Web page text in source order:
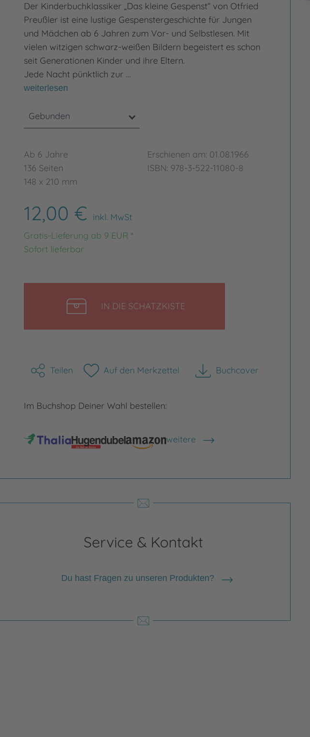
Bild vergrößern
Bild vergrößern
Der Kinderbuchklassiker „Das kleine Gespenst“ von Otfried
Preußler ist eine lustige Gespenstergeschichte für Jungen
und Mädchen ab 6 Jahren zum Vor- und Selbstlesen. Mit
vielen witzigen schwarz-weißen Bildern begeistert es schon
seit Generationen Kinder und ihre Eltern.
Jede Nacht pünktlich zur …
weiterlesen
Gebunden
Ab 6 Jahre
136 Seiten
148 x 210 mm
Erschienen am: 01.08.1966
ISBN: 978-3-522-11080-8
12,00 € inkl. MwSt
Gratis-Lieferung ab 9 EUR *
Sofort lieferbar
IN DIE SCHATZKISTE
Teilen Auf den Merkzettel Buchcover
herunterladen
Im Buchshop Deiner Wahl bestellen:
weitere
Shops anzeigen
Service & Kontakt
Du hast Fragen zu unseren Produkten?